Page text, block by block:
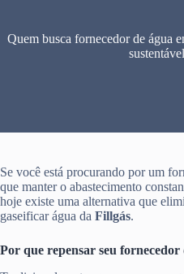
Quem busca fornecedor de água
Se você está procurando por um
que manter o abastecimento
hoje existe uma alternativa que
gaseificar água da Fillgás.
Por que repensar seu fornecedor